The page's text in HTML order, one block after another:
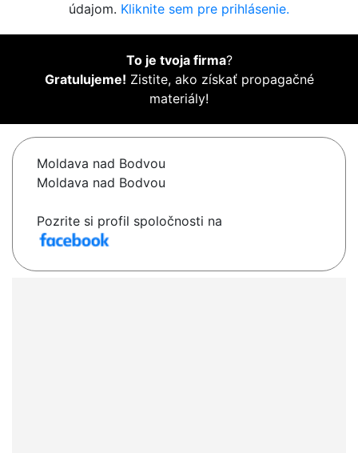
údajom. Kliknite sem pre prihlásenie.
To je tvoja firma?
Gratulujeme! Zistite, ako získať propagačné
materiály!
Moldava nad Bodvou
Moldava nad Bodvou
Pozrite si profil spoločnosti na